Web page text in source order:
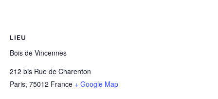
LIEU
Bois de Vincennes
212 bis Rue de Charenton
Paris, 75012 France + Google Map